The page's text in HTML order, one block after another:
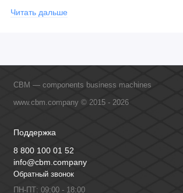
обучение сотрудников, что позволяет
Читать дальше
CBM — components business machines
www.cbm.company © 2015 - 2026
Поддержка
8 800 100 01 52
info@cbm.company
Обратный звонок
ПН-ПТ: 09:00 - 18:00